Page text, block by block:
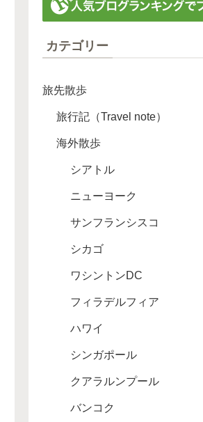
カテゴリー
旅先散歩
旅行記（Travel note）
海外散歩
シアトル
ニューヨーク
サンフランシスコ
シカゴ
ワシントンDC
フィラデルフィア
ハワイ
シンガポール
クアラルンプール
バンコク